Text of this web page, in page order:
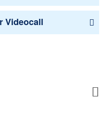
Videocall